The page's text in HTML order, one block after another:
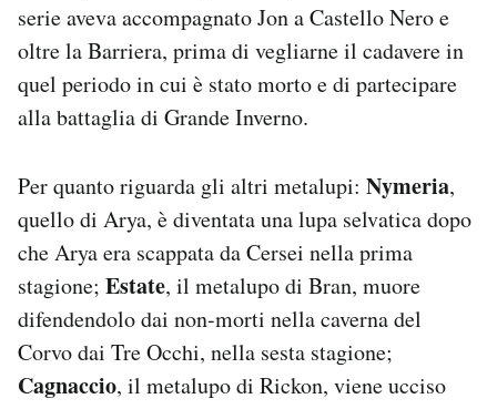
serie aveva accompagnato Jon a Castello Nero e
oltre la Barriera, prima di vegliarne il cadavere in
quel periodo in cui è stato morto e di partecipare
alla battaglia di Grande Inverno.
Per quanto riguarda gli altri metalupi: Nymeria,
quello di Arya, è diventata una lupa selvatica dopo
che Arya era scappata da Cersei nella prima
stagione; Estate, il metalupo di Bran, muore
difendendolo dai non-morti nella caverna del
Corvo dai Tre Occhi, nella sesta stagione;
Cagnaccio, il metalupo di Rickon, viene ucciso